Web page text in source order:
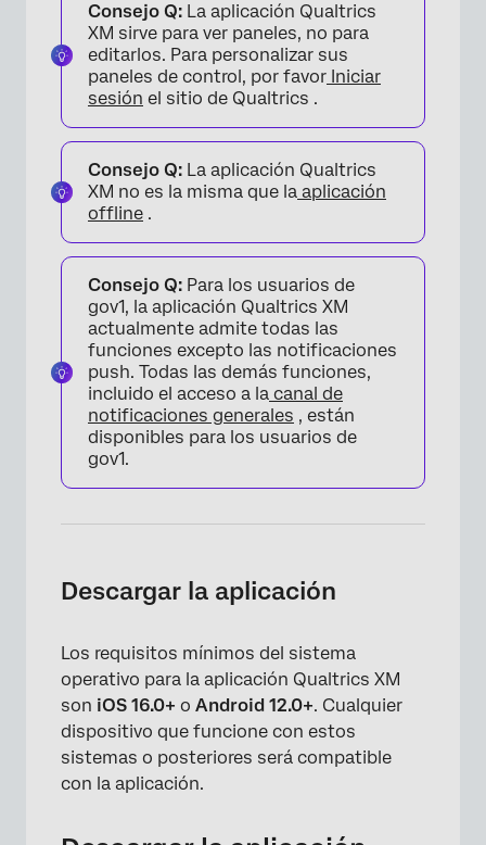
Consejo Q: La aplicación Qualtrics
XM sirve para ver paneles, no para
editarlos. Para personalizar sus
paneles de control, por favor Iniciar
sesión el sitio de Qualtrics .
Consejo Q: La aplicación Qualtrics
XM no es la misma que la aplicación
offline .
Consejo Q: Para los usuarios de
gov1, la aplicación Qualtrics XM
actualmente admite todas las
funciones excepto las notificaciones
push. Todas las demás funciones,
incluido el acceso a la canal de
notificaciones generales , están
disponibles para los usuarios de
gov1.
Descargar la aplicación
Los requisitos mínimos del sistema
operativo para la aplicación Qualtrics XM
son iOS 16.0+ o Android 12.0+. Cualquier
dispositivo que funcione con estos
sistemas o posteriores será compatible
con la aplicación.